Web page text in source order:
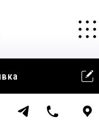
+7(985)013-